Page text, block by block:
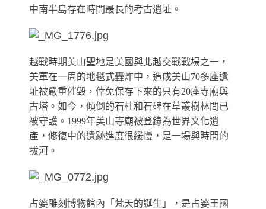
中南半島存在時間最長的考古遺址。
越戰時期美山聖地是美國與北越交戰戰場之一，
美軍在一周的地毯式轟炸中，造成美山70多座遺
址被嚴重催毀，倖免保存下來的只有20座寺廟與
古塔。如今，傾倒的石柱和石碑在草叢樹林間已
被守護。1999年美山寺廟被登錄為世界文化遺
產，修復中的遺跡進度很緩慢，是一場與時間的
拔河。
占婆雕刻博物館內「梵天的誕生」，是占婆王國